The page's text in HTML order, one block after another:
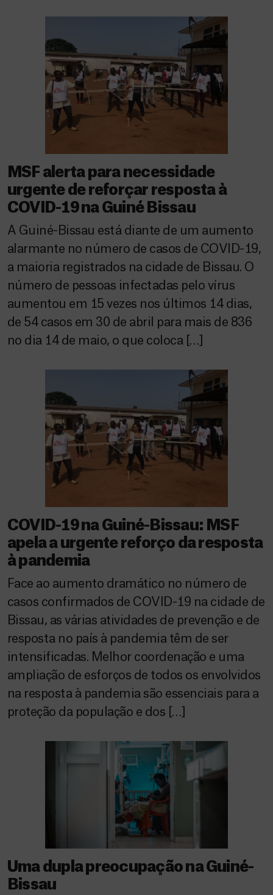
MSF alerta para necessidade
urgente de reforçar resposta à
COVID-19 na Guiné Bissau
A Guiné-Bissau está diante de um aumento
alarmante no número de casos de COVID-19,
a maioria registrados na cidade de Bissau. O
número de pessoas infectadas pelo vírus
aumentou em 15 vezes nos últimos 14 dias,
de 54 casos em 30 de abril para mais de 836
no dia 14 de maio, o que coloca […]
COVID-19 na Guiné-Bissau: MSF
apela a urgente reforço da resposta
à pandemia
Face ao aumento dramático no número de
casos confirmados de COVID-19 na cidade de
Bissau, as várias atividades de prevenção e de
resposta no país à pandemia têm de ser
intensificadas. Melhor coordenação e uma
ampliação de esforços de todos os envolvidos
na resposta à pandemia são essenciais para a
proteção da população e dos […]
Uma dupla preocupação na Guiné-
Bissau